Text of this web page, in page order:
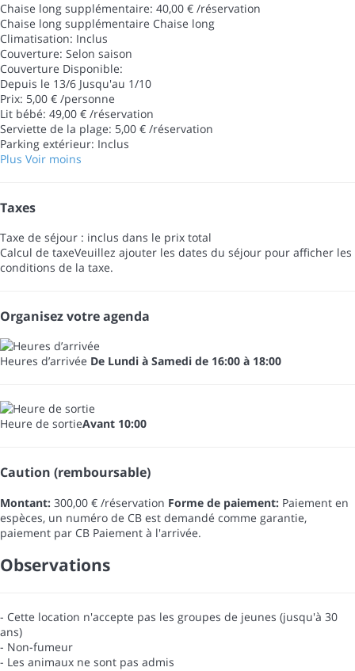
Chaise long supplémentaire: 40,00 € /réservation
Chaise long supplémentaire Chaise long
Climatisation: Inclus
Couverture: Selon saison
Couverture Disponible:
Depuis le 13/6 Jusqu'au 1/10
Prix: 5,00 € /personne
Lit bébé: 49,00 € /réservation
Serviette de la plage: 5,00 € /réservation
Parking extérieur: Inclus
Plus Voir moins
Taxes
Taxe de séjour : inclus dans le prix total
Calcul de taxeVeuillez ajouter les dates du séjour pour afficher les
conditions de la taxe.
Organisez votre agenda
Heures d’arrivée De Lundi à Samedi de 16:00 à 18:00
Heure de sortieAvant 10:00
Caution (remboursable)
Montant: 300,00 € /réservation Forme de paiement: Paiement en
espèces, un numéro de CB est demandé comme garantie,
paiement par CB Paiement à l'arrivée.
Observations
- Cette location n'accepte pas les groupes de jeunes (jusqu'à 30
ans)
- Non-fumeur
- Les animaux ne sont pas admis